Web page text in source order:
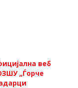
веб
„Ѓорче